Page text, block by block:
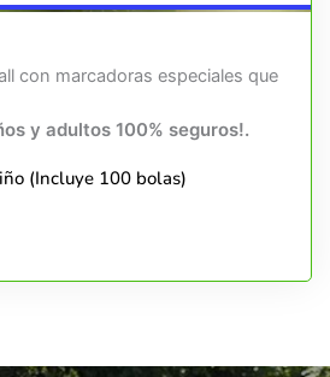
con marcadoras especiales que
y adultos 100% seguros!.
(Incluye 100 bolas)